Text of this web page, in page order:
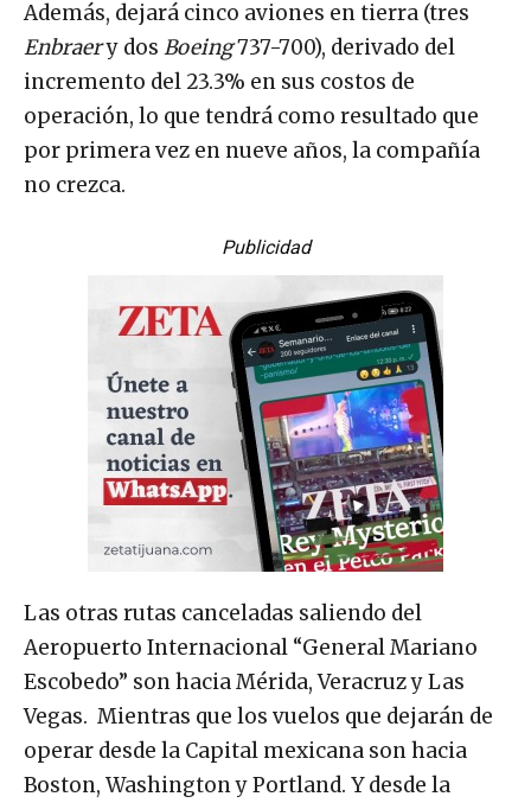
Además, dejará cinco aviones en tierra (tres
Enbraery dos Boeing737-700), derivado del
incremento del 23.3% en sus costos de
operación, lo que tendrá como resultado que
por primera vez en nueve años, la compañía
no crezca.
Publicidad
Las otras rutas canceladas saliendo del
Aeropuerto Internacional “General Mariano
Escobedo” son hacia Mérida, Veracruz y Las
Vegas. Mientras que los vuelos que dejarán de
operar desde la Capital mexicana son hacia
Boston, Washington y Portland. Y desde la